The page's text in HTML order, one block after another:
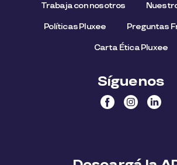
Trabaja con nosotros
Políticas Pluxee Preguntas
Carta Ética Pluxee
Síguenos